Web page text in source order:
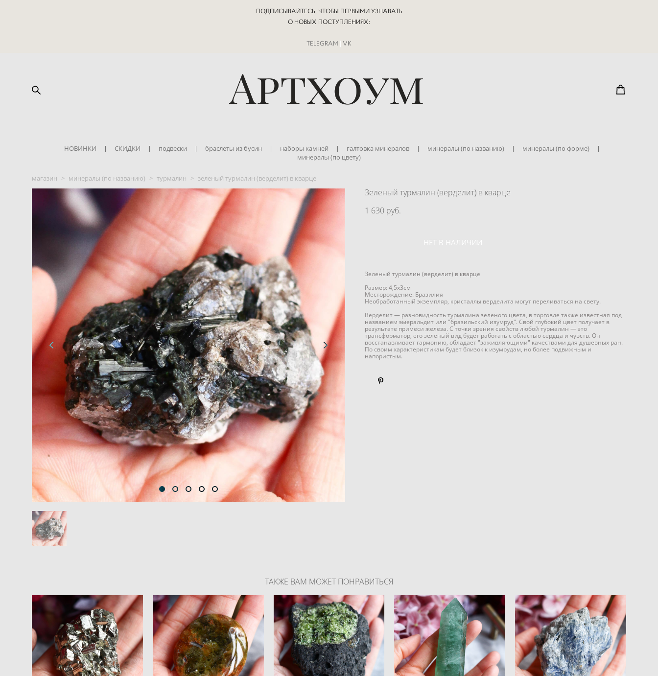
ПОДПИСЫВАЙТЕСЬ, ЧТОБЫ ПЕРВЫМИ УЗНАВАТЬ
О НОВЫХ ПОСТУПЛЕНИЯХ:
TELEGRAM | VK
НОВИНКИ | СКИДКИ | подвески | браслеты из бусин | наборы камней | галтовка минералов | минералы (по названию) | минералы (по форме)
|
минералы (по цвету)
магазин > минералы (по названию) > турмалин > зеленый турмалин (верделит) в кварце
Зеленый турмалин (верделит) в кварце
1 630 pуб.
НЕТ В НАЛИЧИИ
Зеленый турмалин (верделит) в кварце
Размер: 4,5х3см
Месторождение: Бразилия
Необработанный экземпляр, кристаллы верделита могут переливаться на свету.
Верделит — разновидность турмалина зеленого цвета, в торговле также известная под
названием эмеральдит или "бразильский изумруд". Свой глубокий цвет получает в
результате примеси железа. С точки зрения свойств любой турмалин — это
трансформатор, его зеленый вид будет работать с областью сердца и чувств. Он
восстанавливает гармонию, обладает "заживляющими" качествами для душевных ран.
По своим характеристикам будет близок к изумрудам, но более подвижным и
напористым.
ТАКЖЕ ВАМ МОЖЕТ ПОНРАВИТЬСЯ